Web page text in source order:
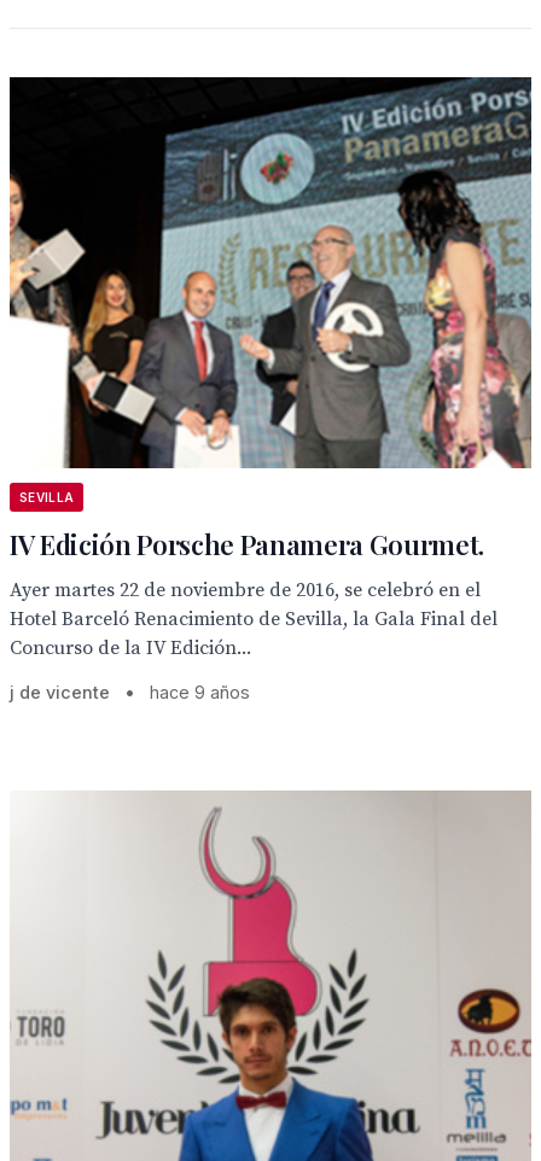
SEVILLA
IV Edición Porsche Panamera Gourmet.
Ayer martes 22 de noviembre de 2016, se celebró en el
Hotel Barceló Renacimiento de Sevilla, la Gala Final del
Concurso de la IV Edición...
j de vicente • hace 9 años